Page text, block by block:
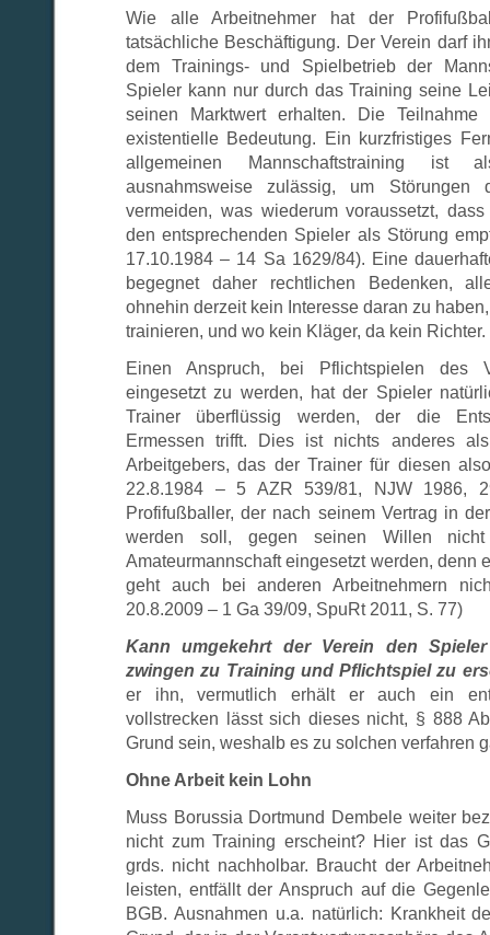
Wie alle Arbeitnehmer hat der
tatsächliche Beschäftigung. Der Verein darf
dem Trainings- und Spielbetrieb der
Spieler kann nur durch das Training seine
seinen Marktwert erhalten. Die
existentielle Bedeutung. Ein kurzfristiges
allgemeinen Mannschaftstraining ist
ausnahmsweise zulässig, um Störungen
vermeiden, was wiederum voraussetzt,
den entsprechenden Spieler als Störung
17.10.1984 – 14 Sa 1629/84). Eine
begegnet daher rechtlichen Bedenken,
ohnehin derzeit kein Interesse daran zu
trainieren, und wo kein Kläger, da kein Richter.
Einen Anspruch, bei Pflichtspielen des
eingesetzt zu werden, hat der Spieler
Trainer überflüssig werden, der die
Ermessen trifft. Dies ist nichts anderes
Arbeitgebers, das der Trainer für diesen
22.8.1984 – 5 AZR 539/81, NJW 1986,
Profifußballer, der nach seinem Vertrag in
werden soll, gegen seinen Willen
Amateurmannschaft eingesetzt werden, denn
geht auch bei anderen Arbeitnehmern
20.8.2009 – 1 Ga 39/09, SpuRt 2011, S. 77)
Kann umgekehrt der Verein den
zwingen zu Training und Pflichtspiel zu
er ihn, vermutlich erhält er auch ein
vollstrecken lässt sich dieses nicht, § 888
Grund sein, weshalb es zu solchen verfahren
Ohne Arbeit kein Lohn
Muss Borussia Dortmund Dembele weiter
nicht zum Training erscheint? Hier ist das
grds. nicht nachholbar. Braucht der
leisten, entfällt der Anspruch auf die
BGB. Ausnahmen u.a. natürlich: Krankheit